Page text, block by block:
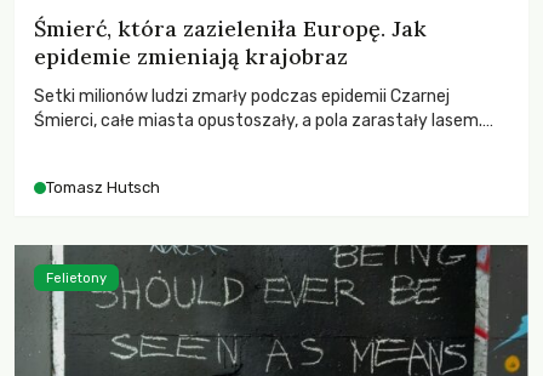
Śmierć, która zazieleniła Europę. Jak
epidemie zmieniają krajobraz
Setki milionów ludzi zmarły podczas epidemii Czarnej
Śmierci, całe miasta opustoszały, a pola zarastały lasem.
największych katastrof w swoich dziejach.
Tomasz Hutsch
Felietony